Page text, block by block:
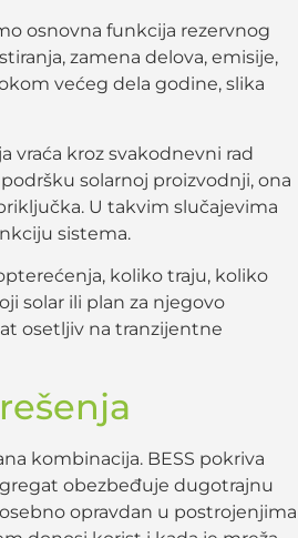
osnovna funkcija rezervnog
zamena delova, emisije,
većeg dela godine, slika
vraća kroz svakodnevni rad
solarnoj proizvodnji, ona
U takvim slučajevima
sistema.
koliko traju, koliko
solar ili plan za njegovo
osetljiv na tranzijentne
kombinacija. BESS pokriva
obezbeđuje dugotrajnu
opravdan u postrojenjima